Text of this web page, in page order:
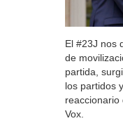
El #23J nos
de
partida,
los partidos
Vox.